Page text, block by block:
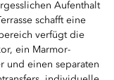
Aufenthalt
schafft eine
verfügt die
ein Marmor-
und einen separaten